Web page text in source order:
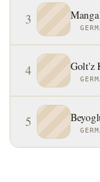
3
4 Golt'z
5